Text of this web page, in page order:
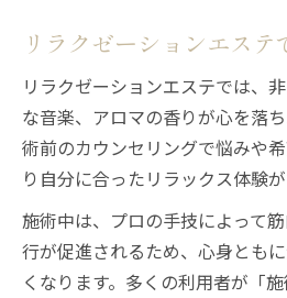
リラクゼーションエス
リラクゼーションエステでは、
な音楽、アロマの香りが心を落
術前のカウンセリングで悩みや
り自分に合ったリラックス体験が
施術中は、プロの手技によって
行が促進されるため、心身とも
くなります。多くの利用者が「